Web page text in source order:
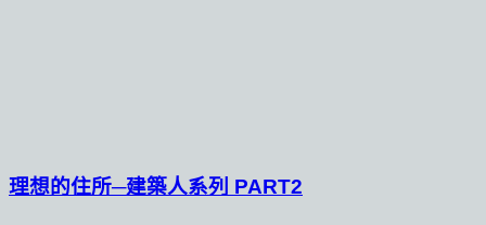
理想的住所─建築人系列 PART2